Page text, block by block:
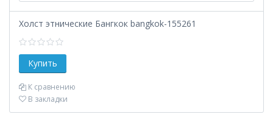
Холст этнические Бангкок bangkok-155261
К сравнению
В закладки